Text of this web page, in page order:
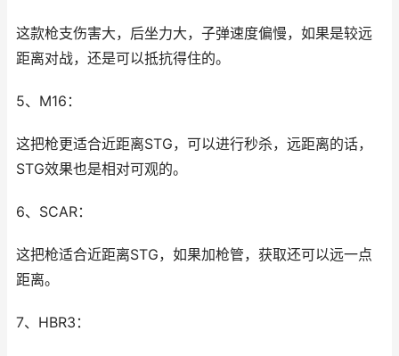
这款枪支伤害大，后坐力大，子弹速度偏慢，如果是较远
距离对战，还是可以抵抗得住的。
5、M16：
这把枪更适合近距离STG，可以进行秒杀，远距离的话，
STG效果也是相对可观的。
6、SCAR：
这把枪适合近距离STG，如果加枪管，获取还可以远一点
距离。
7、HBR3：